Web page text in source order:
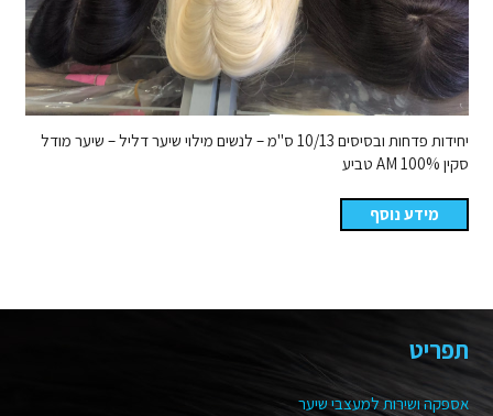
יחידות פדחות ובסיסים 10/13 ס"מ – לנשים מילוי שיער דליל – שיער מודל
סקין AM 100% טביע
מידע נוסף
תפריט
אספקה ושירות למעצבי שיער